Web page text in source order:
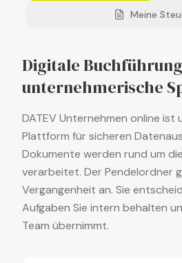
Meine
Digitale
unternehmerische
DATEV Unternehmen online ist
Plattform für sicheren
Dokumente werden rund um
verarbeitet. Der Pendelordner
Vergangenheit an. Sie
Aufgaben Sie intern behalten
Team übernimmt.